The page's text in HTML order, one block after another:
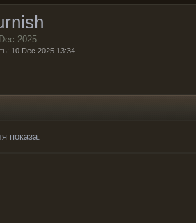
2025
10 Dec 2025 13:34
показа.